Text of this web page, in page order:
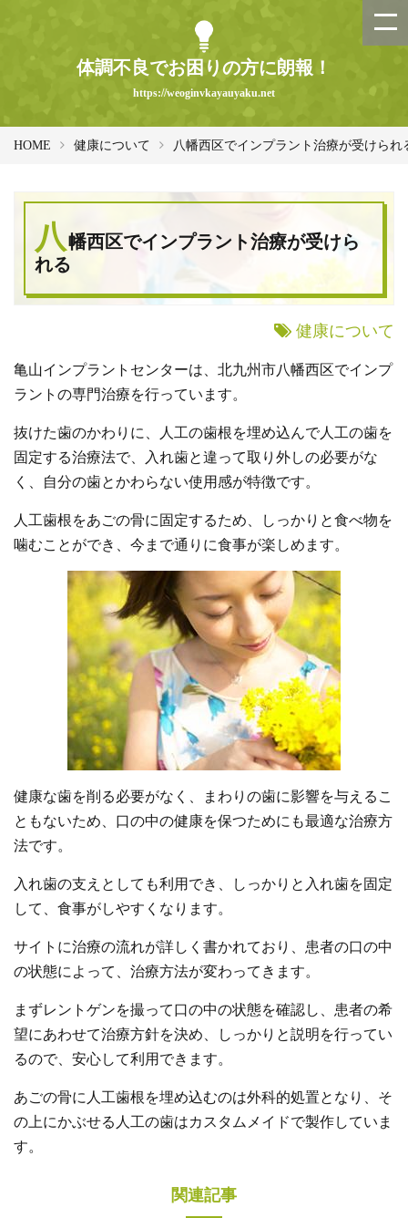
体調不良でお困りの方に朗報！
https://weoginvkayauyaku.net
HOME 健康について 八幡西区でインプラント治療が受けられ
八幡西区でインプラント治療が受けら
れる
健康について
亀山インプラントセンターは、北九州市八幡西区でインプ
ラントの専門治療を行っています。
抜けた歯のかわりに、人工の歯根を埋め込んで人工の歯を
固定する治療法で、入れ歯と違って取り外しの必要がな
く、自分の歯とかわらない使用感が特徴です。
人工歯根をあごの骨に固定するため、しっかりと食べ物を
噛むことができ、今まで通りに食事が楽しめます。
健康な歯を削る必要がなく、まわりの歯に影響を与えるこ
ともないため、口の中の健康を保つためにも最適な治療方
法です。
入れ歯の支えとしても利用でき、しっかりと入れ歯を固定
して、食事がしやすくなります。
サイトに治療の流れが詳しく書かれており、患者の口の中
の状態によって、治療方法が変わってきます。
まずレントゲンを撮って口の中の状態を確認し、患者の希
望にあわせて治療方針を決め、しっかりと説明を行ってい
るので、安心して利用できます。
あごの骨に人工歯根を埋め込むのは外科的処置となり、そ
の上にかぶせる人工の歯はカスタムメイドで製作していま
す。
関連記事